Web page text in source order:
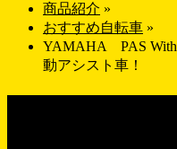
商品紹介 »
おすすめ自転車 »
YAMAHA PAS
動アシスト車！